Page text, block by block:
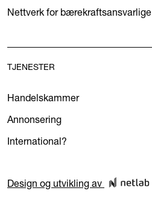
Nettverk for bærekraftsansvarlige
TJENESTER
Handelskammer
Annonsering
International?
Design og utvikling av